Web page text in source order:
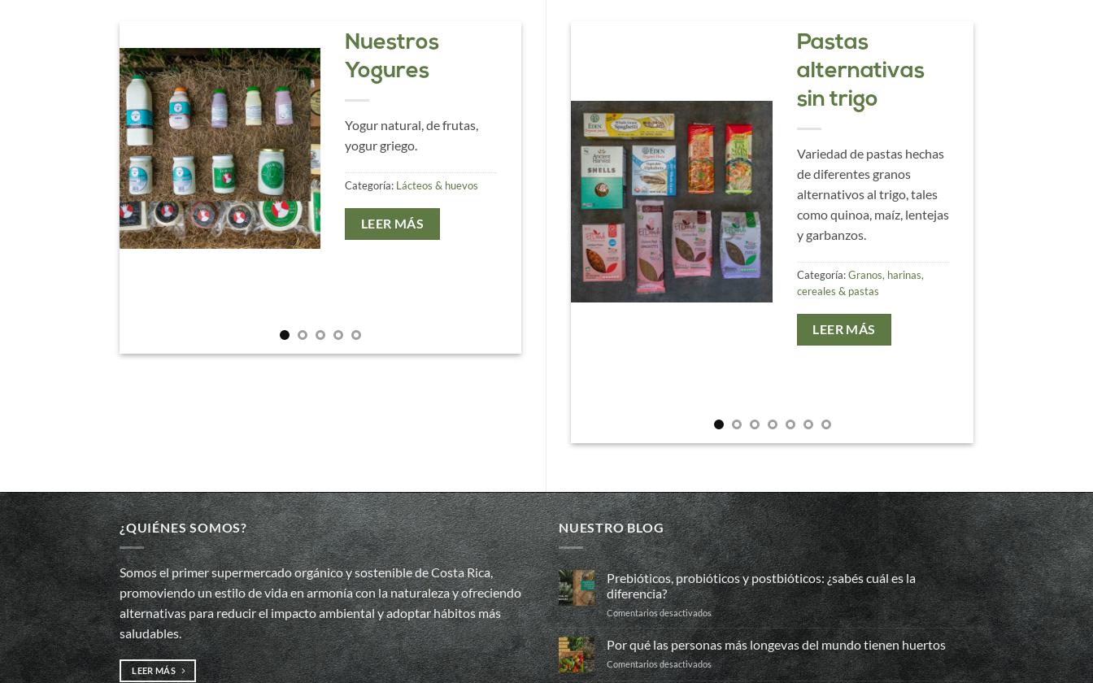
Nuestros
Yogures
Yogur natural, de frutas,
yogur griego.
Categoría: Lácteos & huevos
LEER MÁS
Nuestros
Quesos
Tenemos amplia variedad
de quesos artesanales de
cabra, vaca y búfala.
Categoría:
LEER MÁS
Pastas
alternativas
sin trigo
Variedad de pastas hechas
de diferentes granos
alternativos al trigo, tales
como quinoa, maíz, lentejas
y garbanzos.
Categoría:Granos, harinas,
cereales & pastas
LEER MÁS
¿QUIÉNES SOMOS?
Somos el primer supermercado orgánico y sostenible de Costa Rica,
promoviendo un estilo de vida en armonía con la naturaleza y ofreciendo
alternativas para reducir el impacto ambiental y adoptar hábitos más
saludables.
LEER MÁS
NUESTRO BLOG
Prebióticos, probióticos y postbióticos: ¿sabés cuál es la
diferencia?
Comentarios desactivadosen
Prebióticos,
probióticos
y
postbióticos:
¿sabés
Por qué las personas más longevas del mundo tienen huertos
Comentarios desactivadosen
Por